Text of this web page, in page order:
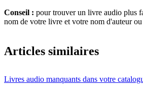
Conseil : pour trouver un livre audio plus
nom de votre livre et votre nom d'auteur
Articles similaires
Livres audio manquants dans votre